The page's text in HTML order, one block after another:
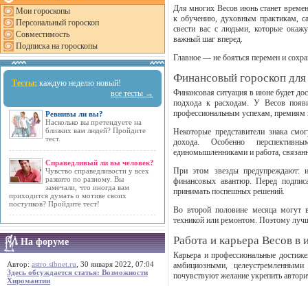
Мои гороскопы
Персональный гороскоп
Совместимость
Подписка на гороскопы
Тесты: каждую неделю новый!
все тесты →
Ревнивы ли вы?
Насколько вы претендуете на
близких вам людей? Пройдите
тест.
Справедливый ли вы человек?
Чувство справедливости у всех
развито по разному. Вы
замечали, что иногда вам
приходится думать о мотиве своих
поступков? Пройдите тест!
На форуме
Автор: astro.sibnet.ru , 30 января 2022, 07:04
Здесь обсуждается статья: Возможности
Хиромантии
Для многих Весов июнь станет
к обучению, духовным практикам,
свести вас с людьми, которые
важный шаг вперед.
Главное — не бояться перемен и
Финансовый гороскоп
Финансовая ситуация в июне будет
подхода к расходам. У Весов
профессиональным успехам,
Некоторые представители знака
дохода. Особенно
единомышленниками и работа,
При этом звезды предупреждают:
финансовых авантюр. Перед
принимать поспешных решений.
Во второй половине месяца могут
техникой или ремонтом. Поэтому
Работа и карьера Весов в
Карьера и профессиональные
амбициозными,
почувствуют желание укрепить